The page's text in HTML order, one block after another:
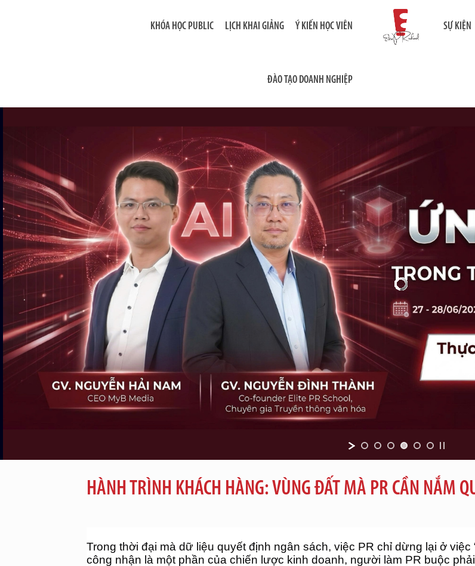
KHÓA HỌC PUBLIC LỊCH KHAI GIẢNG Ý KIẾN HỌC VIÊN
ĐÀO TẠO DOANH NGHIỆP
SỰ KIỆN
HÀNH TRÌNH KHÁCH HÀNG: VÙNG ĐẤT MÀ PR CẦN NẮM
Trong thời đại mà dữ liệu quyết định ngân sách, việc PR chỉ dừng lại ở
công nhận là một phần của chiến lược kinh doanh, người làm PR buộc